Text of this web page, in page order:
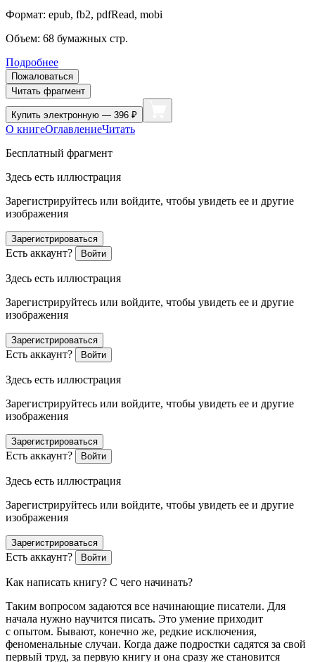
Формат: epub, fb2, pdfRead, mobi
Объем: 68 бумажных стр.
Подробнее
Пожаловаться
Читать фрагмент
Купить электронную — 396 ₽
О книгеОглавлениеЧитать
Бесплатный фрагмент
Здесь есть иллюстрация
Зарегистрируйтесь или войдите, чтобы увидеть ее и другие
изображения
Зарегистрироваться
Есть аккаунт? Войти
Здесь есть иллюстрация
Зарегистрируйтесь или войдите, чтобы увидеть ее и другие
изображения
Зарегистрироваться
Есть аккаунт? Войти
Здесь есть иллюстрация
Зарегистрируйтесь или войдите, чтобы увидеть ее и другие
изображения
Зарегистрироваться
Есть аккаунт? Войти
Здесь есть иллюстрация
Зарегистрируйтесь или войдите, чтобы увидеть ее и другие
изображения
Зарегистрироваться
Есть аккаунт? Войти
Как написать книгу? С чего начинать?
Таким вопросом задаются все начинающие писатели. Для
начала нужно научится писать. Это умение приходит
с опытом. Бывают, конечно же, редкие исключения,
феноменальные случаи. Когда даже подростки садятся за свой
первый труд, за первую книгу и она сразу же становится